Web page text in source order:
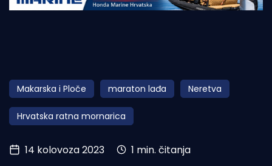
Obala
Otoci
Turizam i nautika
Pomorstvo
Makarska i Ploče maraton lađa Neretva
Hrvatska ratna mornarica
14 kolovoza 2023 1 min. čitanja